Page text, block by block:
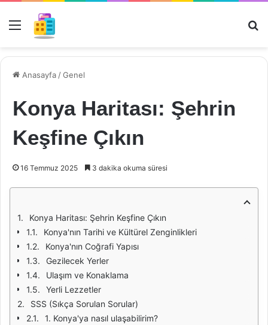
Menü
Anasayfa /Genel
Konya Haritası: Şehrin
Keşfine Çıkın
16 Temmuz 2025 3 dakika okuma süresi
Konya Haritası: Şehrin Keşfine Çıkın
Konya'nın Tarihi ve Kültürel Zenginlikleri
Konya'nın Coğrafi Yapısı
Gezilecek Yerler
Ulaşım ve Konaklama
Yerli Lezzetler
SSS (Sıkça Sorulan Sorular)
1. Konya'ya nasıl ulaşabilirim?